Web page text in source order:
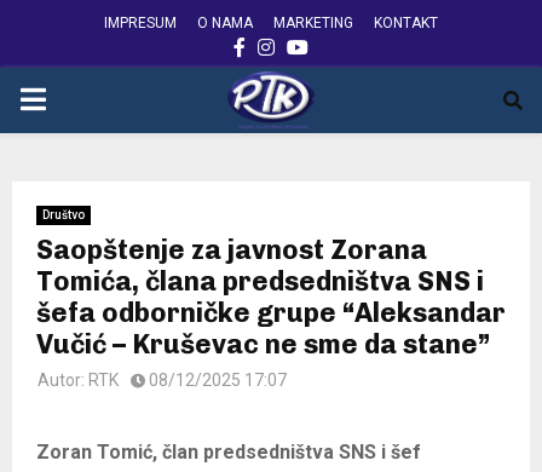
IMPRESUM O NAMA MARKETING KONTAKT
FACEBOOK
INSTAGRAM
YOUTUBE
PRIMARY
Društvo
Saopštenje za javnost Zorana
Tomića, člana predsedništva SNS i
šefa odborničke grupe “Aleksandar
Vučić – Kruševac ne sme da stane”
Autor: RTK 08/12/2025 17:07
Zoran Tomić, član predsedništva SNS i šef